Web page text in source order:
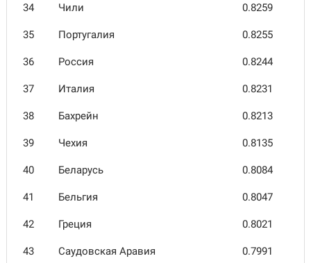
34 Чили 0.8259
35 Порту­галия 0.8255
36 Россия 0.8244
37 Италия 0.8231
38 Бахрейн 0.8213
39 Чехия 0.8135
40 Беларусь 0.8084
41 Бельгия 0.8047
42 Греция 0.8021
43 Саудов­ская Аравия 0.7991